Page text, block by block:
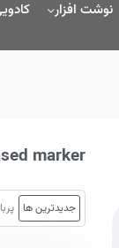
نوشت افزار
marker
جدیدترین ها